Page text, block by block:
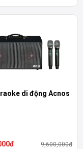
di động Acnos
9,600,000đ